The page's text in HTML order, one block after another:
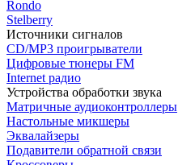
Rondo
Stelberry
Источники сигналов
CD/MP3 проигрыватели
Цифровые тюнеры FM
Internet радио
Устройства обработки звука
Матричные аудиоконтроллеры
Настольные микшеры
Эквалайзеры
Подавители обратной связи